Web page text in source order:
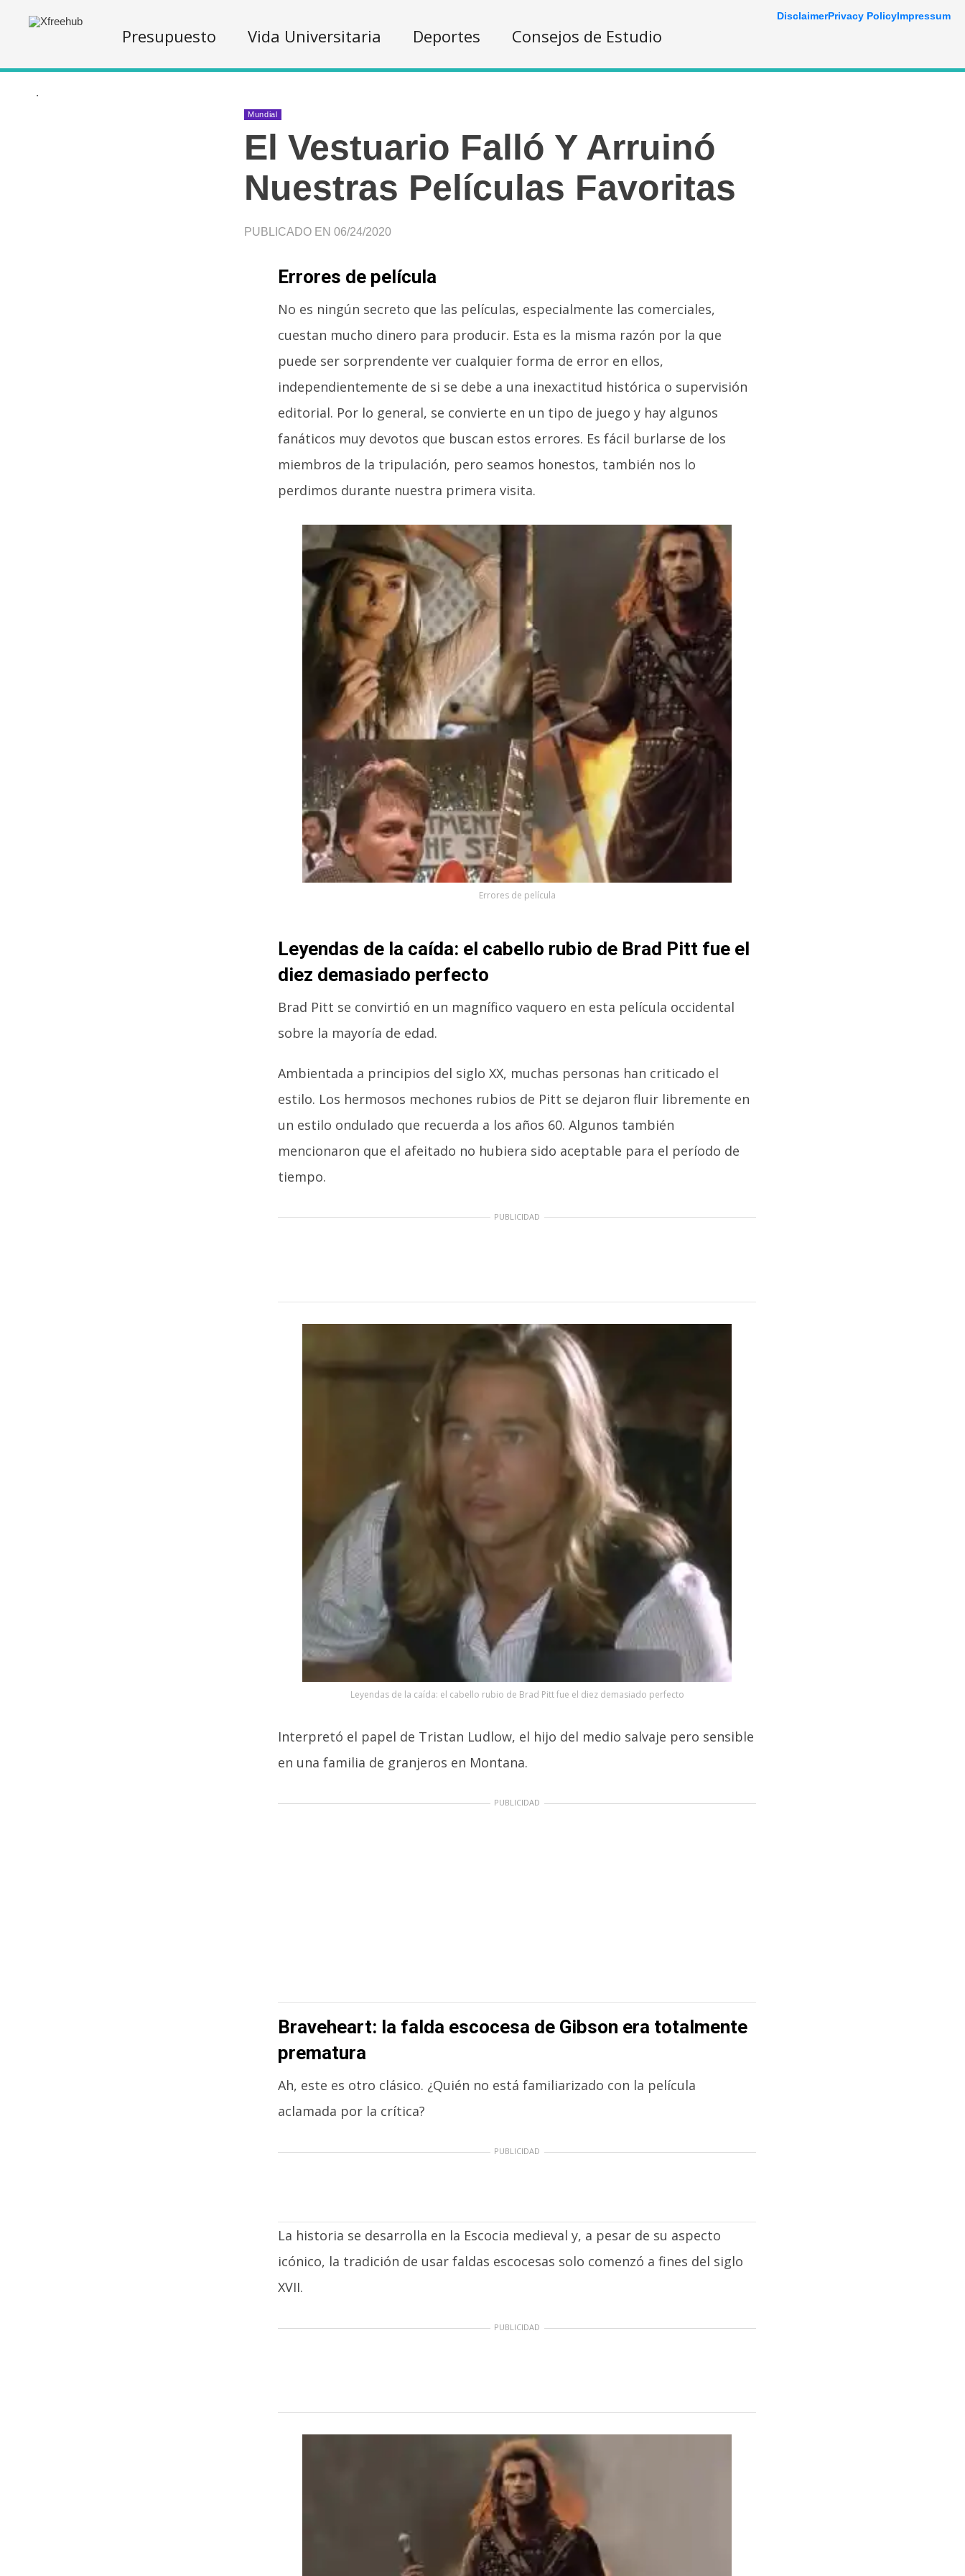
Presupuesto Vida Universitaria Deportes Consejos de Estudio
.
Mundial
El Vestuario Falló Y Arruinó
Nuestras Películas Favoritas
PUBLICADO EN 06/24/2020
Errores de película
No es ningún secreto que las películas, especialmente las comerciales,
cuestan mucho dinero para producir. Esta es la misma razón por la que
puede ser sorprendente ver cualquier forma de error en ellos,
independientemente de si se debe a una inexactitud histórica o supervisión
editorial. Por lo general, se convierte en un tipo de juego y hay algunos
fanáticos muy devotos que buscan estos errores. Es fácil burlarse de los
miembros de la tripulación, pero seamos honestos, también nos lo
perdimos durante nuestra primera visita.
Errores de película
Leyendas de la caída: el cabello rubio de Brad Pitt fue el
diez demasiado perfecto
Brad Pitt se convirtió en un magnífico vaquero en esta película occidental
sobre la mayoría de edad.
Ambientada a principios del siglo XX, muchas personas han criticado el
estilo. Los hermosos mechones rubios de Pitt se dejaron fluir libremente en
un estilo ondulado que recuerda a los años 60. Algunos también
mencionaron que el afeitado no hubiera sido aceptable para el período de
tiempo.
PUBLICIDAD
Leyendas de la caída: el cabello rubio de Brad Pitt fue el diez demasiado perfecto
Interpretó el papel de Tristan Ludlow, el hijo del medio salvaje pero sensible
en una familia de granjeros en Montana.
PUBLICIDAD
Braveheart: la falda escocesa de Gibson era totalmente
prematura
Ah, este es otro clásico. ¿Quién no está familiarizado con la película
aclamada por la crítica?
PUBLICIDAD
La historia se desarrolla en la Escocia medieval y, a pesar de su aspecto
icónico, la tradición de usar faldas escocesas solo comenzó a fines del siglo
XVII.
PUBLICIDAD
DisclaimerPrivacy PolicyImpressum